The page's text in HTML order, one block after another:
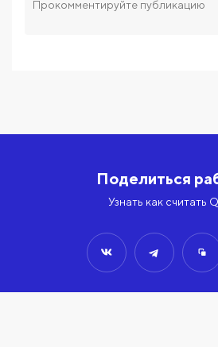
Поделиться
Узнать как считать